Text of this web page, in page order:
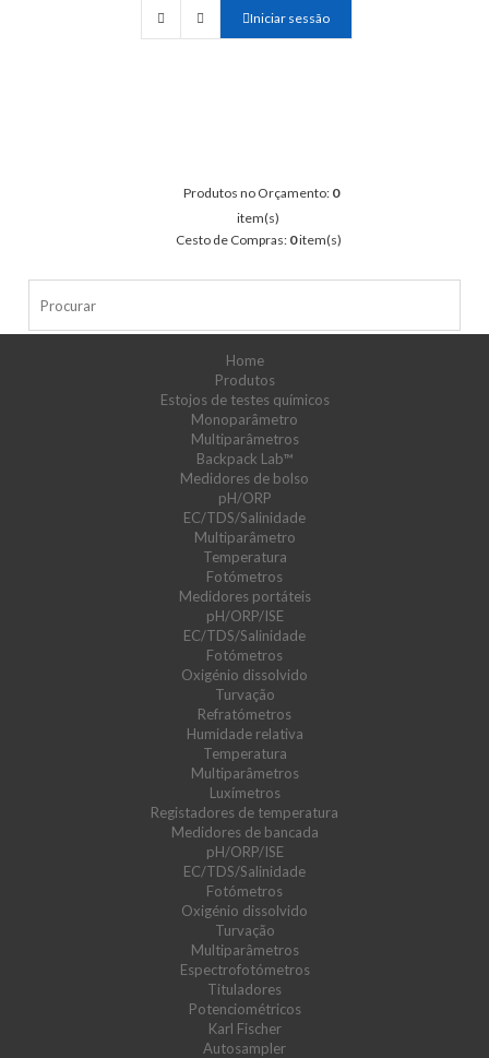
Iniciar sessão
Produtos no Orçamento: 0
item(s)
Cesto de Compras: 0item(s)
Home
Produtos
Estojos de testes químicos
Monoparâmetro
Multiparâmetros
Backpack Lab™
Medidores de bolso
pH/ORP
EC/TDS/Salinidade
Multiparâmetro
Temperatura
Fotómetros
Medidores portáteis
pH/ORP/ISE
EC/TDS/Salinidade
Fotómetros
Oxigénio dissolvido
Turvação
Refratómetros
Humidade relativa
Temperatura
Multiparâmetros
Luxímetros
Registadores de temperatura
Medidores de bancada
pH/ORP/ISE
EC/TDS/Salinidade
Fotómetros
Oxigénio dissolvido
Turvação
Multiparâmetros
Espectrofotómetros
Tituladores
Potenciométricos
Karl Fischer
Autosampler